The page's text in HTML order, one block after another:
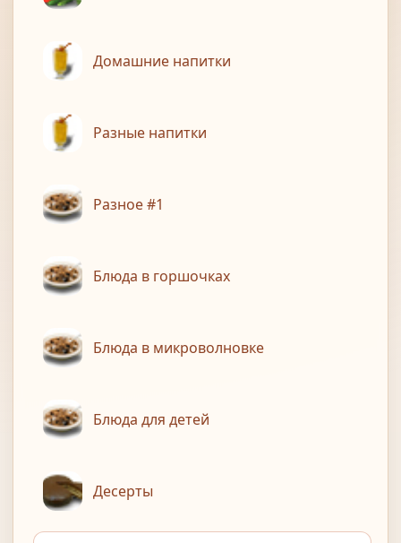
Домашние напитки
Разные напитки
Разное #1
Блюда в горшочках
Блюда в микроволновке
Блюда для детей
Десерты